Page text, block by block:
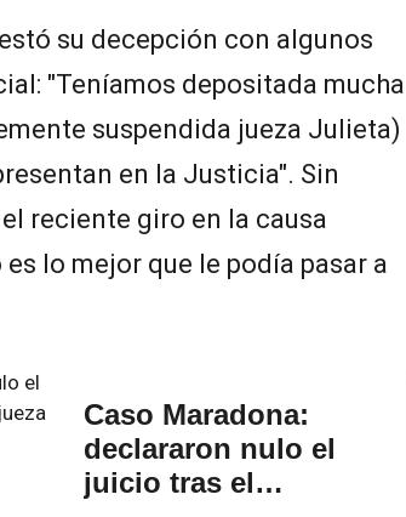
su decepción con algunos
"Teníamos depositada mucha
suspendida jueza Julieta)
en la Justicia". Sin
reciente giro en la causa
lo mejor que le podía pasar a
Caso Maradona:
declararon nulo el
juicio tras el